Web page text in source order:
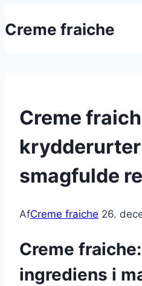
til
Creme fraiche
Creme
smagfulde
AfCreme fraiche 26.
Creme
ingrediens i